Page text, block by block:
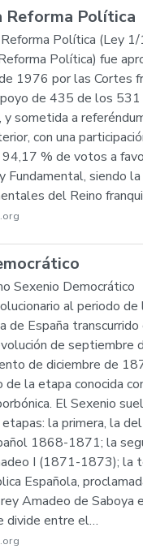
Reforma Política
Política (Ley
Política) fue
1976 por las Cortes
de 435 de los 531
y sometida a
con una
% de votos a
Fundamental, siendo
del Reino
Sexenio Democrático
al periodo de
de España
de septiembre
de diciembre de
de la etapa conocida
El Sexenio
la primera, la
1868-1871; la
I (1871-1873); la
Española,
Amadeo de Saboya
divide entre el…